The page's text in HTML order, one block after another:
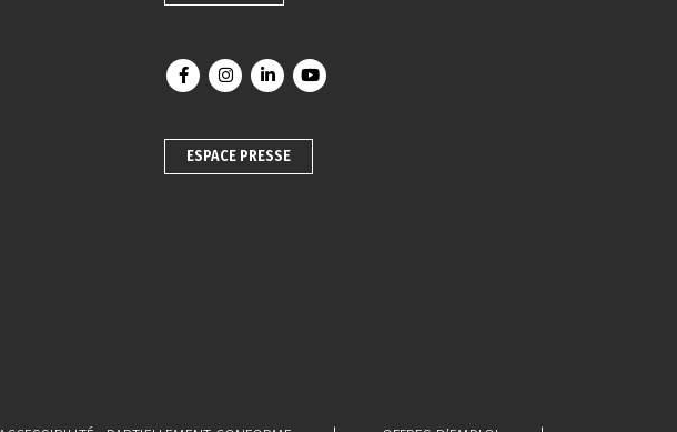
Lien vers le compte Facebook
Lien vers le compte Instagram
Lien vers le compte Linkedin
Lien vers la chaîne Youtube
ESPACE PRESSE